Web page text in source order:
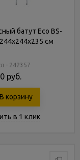
батут Eco BS-
см
- 242357
руб.
В корзину
в 1 клик